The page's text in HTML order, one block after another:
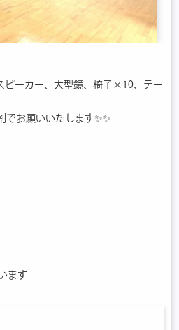
ピーカー、大型鏡、椅子×10、テー
でお願いいたします✨✨
ます